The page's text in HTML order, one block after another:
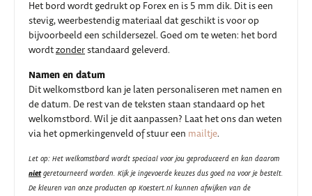
Het bord wordt gedrukt op Forex en is 5 mm dik. Dit is een
stevig, weerbestendig materiaal dat geschikt is voor op
bijvoorbeeld een schildersezel. Goed om te weten: het bord
wordtzonderstandaard geleverd.
Namen en datum
Dit welkomstbord kan je laten personaliseren met namen en
de datum. De rest van de teksten staan standaard op het
welkomstbord. Wil je dit aanpassen? Laat het ons dan weten
via het opmerkingenveld of stuur een mailtje.
Let op: Het welkomstbord wordt speciaal voor jou geproduceerd en kan daarom
nietgeretourneerd worden. Kijk je ingevoerde keuzes dus goed na voor je bestelt.
De kleuren van onze producten op Koestert.nl kunnen afwijken van de